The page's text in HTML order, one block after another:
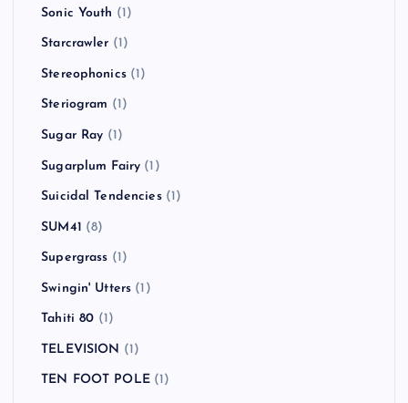
Sonic Youth (1)
Starcrawler (1)
Stereophonics(1)
Steriogram (1)
Sugar Ray (1)
Sugarplum Fairy (1)
Suicidal Tendencies(1)
SUM41 (8)
Supergrass (1)
Swingin' Utters (1)
Tahiti 80 (1)
TELEVISION (1)
TEN FOOT POLE(1)